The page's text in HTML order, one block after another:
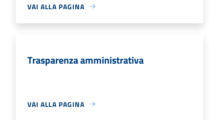
VAI ALLA PAGINA
Trasparenza amministrativa
VAI ALLA PAGINA